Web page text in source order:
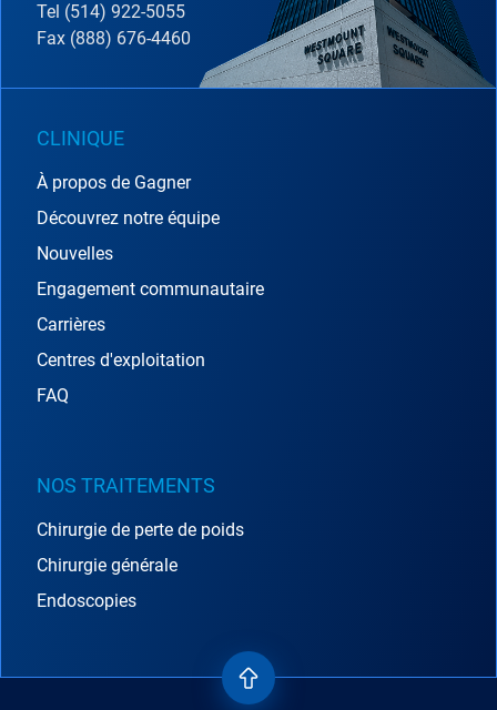
Tel (514) 922-5055
Fax (888) 676-4460
CLINIQUE
À propos de Gagner
Découvrez notre équipe
Nouvelles
Engagement communautaire
Carrières
Centres d'exploitation
FAQ
NOS TRAITEMENTS
Chirurgie de perte de poids
Chirurgie générale
Endoscopies